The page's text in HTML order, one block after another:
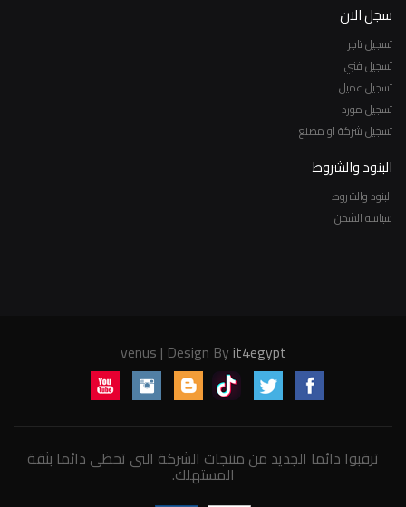
سجل الان
تسجيل تاجر
تسجيل فني
تسجيل عميل
تسجيل مورد
تسجيل شركة او مصنع
البنود والشروط
البنود والشروط
سياسة الشحن
venus | Design Byit4egypt
ترقبوا دائما الجديد من منتجات الشركة التى تحظى دائما بثقة
المستهلك.